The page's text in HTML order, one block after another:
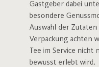
Gastgeber dabei
besondere
Auswahl der
Verpackung achten
Tee im Service
bewusst erlebt wird.